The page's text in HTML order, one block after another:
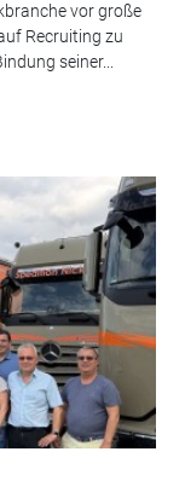
vor große
Recruiting zu
seiner...